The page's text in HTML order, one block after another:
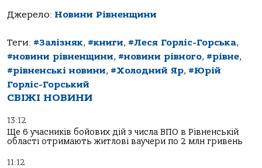
Джерело: Новини Рівненщини
Теги: #Залізняк, #книги, #Леся Горліс-Горська,
#новини рівненщини, #новини рівного, #рівне,
#рівненські новини, #Холодний Яр, #Юрій
Горліс-Горський
СВІЖІ НОВИНИ
13:12
Ще 6 учасників бойових дій з числа ВПО в Рівненській
області отримають житлові ваучери по 2 млн гривень
11:12